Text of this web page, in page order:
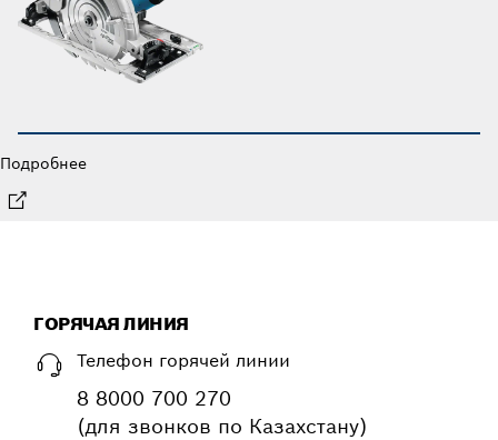
Подробнее
ГОРЯЧАЯ ЛИНИЯ
Телефон горячей линии
8 8000 700 270
(для звонков по Казахстану)